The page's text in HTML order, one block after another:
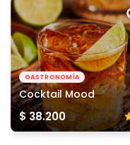
GASTRONOMÍA
Cocktail Mood
$ 38.200